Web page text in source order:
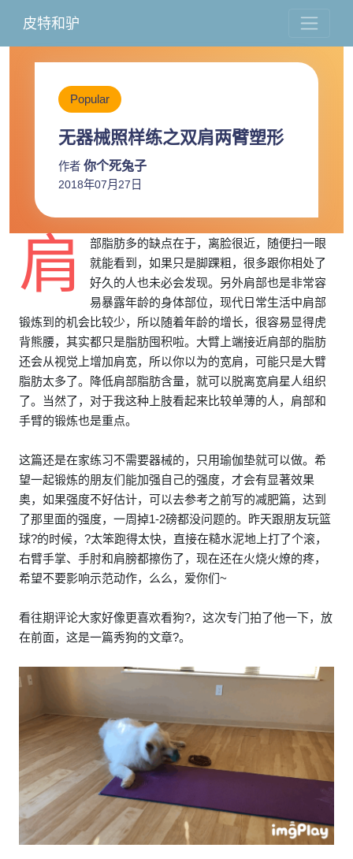
皮特和驴
Popular
无器械照样练之双肩两臂塑形
作者 你个死兔子
2018年07月27日
肩
部脂肪多的缺点在于，离脸很近，随便扫一眼
就能看到，如果只是脚踝粗，很多跟你相处了
好久的人也未必会发现。另外肩部也是非常容
易暴露年龄的身体部位，现代日常生活中肩部
锻炼到的机会比较少，所以随着年龄的增长，很容易显得虎
背熊腰，其实都只是脂肪囤积啦。大臂上端接近肩部的脂肪
还会从视觉上增加肩宽，所以你以为的宽肩，可能只是大臂
脂肪太多了。降低肩部脂肪含量，就可以脱离宽肩星人组织
了。当然了，对于我这种上肢看起来比较单薄的人，肩部和
手臂的锻炼也是重点。
这篇还是在家练习不需要器械的，只用瑜伽垫就可以做。希
望一起锻炼的朋友们能加强自己的强度，才会有显著效果
奥，如果强度不好估计，可以去参考之前写的减肥篇，达到
了那里面的强度，一周掉1-2磅都没问题的。昨天跟朋友玩篮
球?的时候，?太笨跑得太快，直接在糙水泥地上打了个滚，
右臂手掌、手肘和肩膀都擦伤了，现在还在火烧火燎的疼，
希望不要影响示范动作，么么，爱你们~
看往期评论大家好像更喜欢看狗?，这次专门拍了他一下，放
在前面，这是一篇秀狗的文章?。